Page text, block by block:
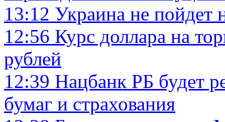
13:12 Украина не пойдет
12:56 Курс доллара на
рублей
12:39 Нацбанк РБ будет
бумаг и страхования